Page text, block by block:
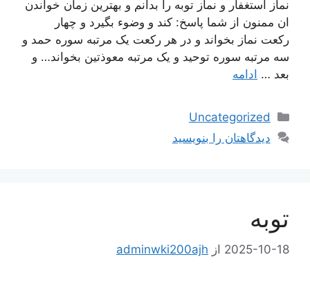
نماز استغفار و نماز توبه را بدانم و بهترین زمان خواندن
ان ممنون از شما پاسخ: کند و وضوء بگیرد و چهار
رکعت نماز بخواند و در هر رکعت یک مرتبه سوره حمد و
سه مرتبه سوره توحید و یک مرتبه معوذتین بخواند… و
بعد … ادامه
دسته‌ها
Uncategorized
دیدگاهتان را بنویسید
توبه
2025-10-18 از adminwki200ajh